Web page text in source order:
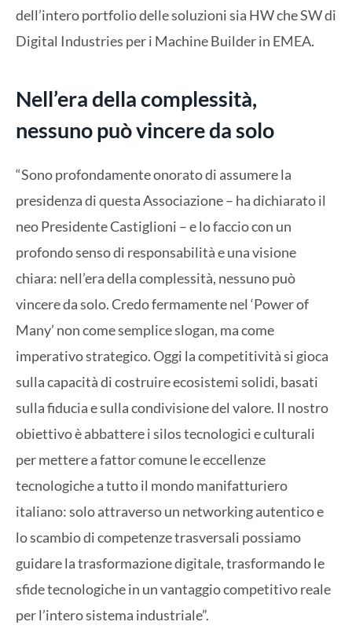
dell’intero portfolio delle soluzioni sia HW che SW di
Digital Industries per i Machine Builder in EMEA.
Nell’era della complessità,
nessuno può vincere da solo
“Sono profondamente onorato di assumere la
presidenza di questa Associazione – ha dichiarato il
neo Presidente Castiglioni – e lo faccio con un
profondo senso di responsabilità e una visione
chiara: nell’era della complessità, nessuno può
vincere da solo. Credo fermamente nel ‘Power of
Many’ non come semplice slogan, ma come
imperativo strategico. Oggi la competitività si gioca
sulla capacità di costruire ecosistemi solidi, basati
sulla fiducia e sulla condivisione del valore. Il nostro
obiettivo è abbattere i silos tecnologici e culturali
per mettere a fattor comune le eccellenze
tecnologiche a tutto il mondo manifatturiero
italiano: solo attraverso un networking autentico e
lo scambio di competenze trasversali possiamo
guidare la trasformazione digitale, trasformando le
sfide tecnologiche in un vantaggio competitivo reale
per l’intero sistema industriale”.